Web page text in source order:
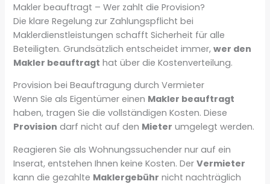
Makler beauftragt – Wer zahlt die Provision?
Die klare Regelung zur Zahlungspflicht bei
Maklerdienstleistungen schafft Sicherheit für alle
Beteiligten. Grundsätzlich entscheidet immer,wer den
Makler beauftragt hat über die Kostenverteilung.
Provision bei Beauftragung durch Vermieter
Wenn Sie als Eigentümer einen Makler beauftragt
haben, tragen Sie die vollständigen Kosten. Diese
Provision darf nicht auf den Mieter umgelegt werden.
Reagieren Sie als Wohnungssuchender nur auf ein
Inserat, entstehen Ihnen keine Kosten. DerVermieter
kann die gezahlte Maklergebühr nicht nachträglich